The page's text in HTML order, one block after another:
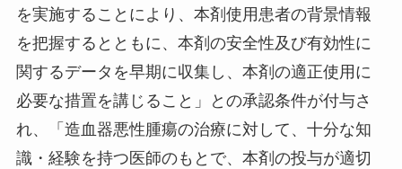
を実施することにより、本剤使用患者の背景情報
を把握するとともに、本剤の安全性及び有効性に
関するデータを早期に収集し、本剤の適正使用に
必要な措置を講じること」との承認条件が付与さ
れ、「造血器悪性腫瘍の治療に対して、十分な知
識・経験を持つ医師のもとで、本剤の投与が適切